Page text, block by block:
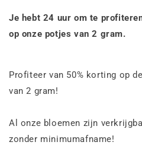
Je hebt 24 uur om te
op onze potjes van 2 gram.
Profiteer van 50% korting op
van 2 gram!
Al onze bloemen zijn
zonder minimumafname!